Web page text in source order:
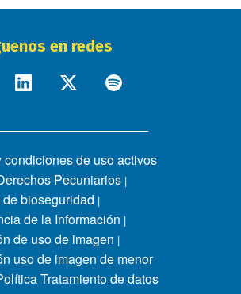
en redes
condiciones de uso activos
Pecuniarios |
bioseguridad |
de la Información |
de uso de imagen |
uso de imagen de menor
Tratamiento de datos